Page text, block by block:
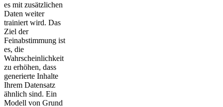
es mit zusätzlichen
Daten weiter
trainiert wird. Das
Ziel der
Feinabstimmung ist
es, die
Wahrscheinlichkeit
zu erhöhen, dass
generierte Inhalte
Ihrem Datensatz
ähnlich sind. Ein
Modell von Grund